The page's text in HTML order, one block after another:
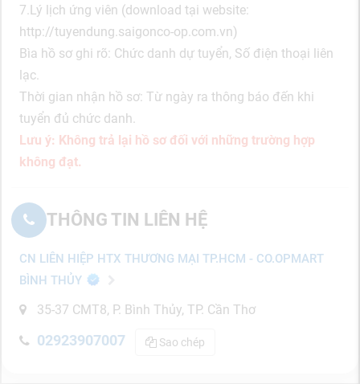
7.Lý lịch ứng viên (download tại website:
http://tuyendung.saigonco-op.com.vn)
Bìa hồ sơ ghi rõ: Chức danh dự tuyển, Số điện thoại liên
lạc.
Thời gian nhận hồ sơ: Từ ngày ra thông báo đến khi
tuyển đủ chức danh.
Lưu ý: Không trả lại hồ sơ đối với những trường hợp
không đạt.
THÔNG TIN LIÊN HỆ
CN LIÊN HIỆP HTX THƯƠNG MẠI TP.HCM - CO.OPMART
BÌNH THỦY
35-37 CMT8, P. Bình Thủy, TP. Cần Thơ
02923907007 Sao chép